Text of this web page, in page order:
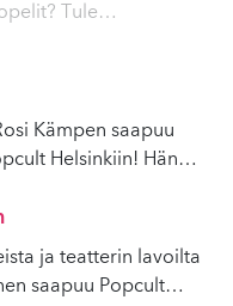
Tule…
Kämpen saapuu
Helsinkiin! Hän…
ja teatterin lavoilta
saapuu Popcult…